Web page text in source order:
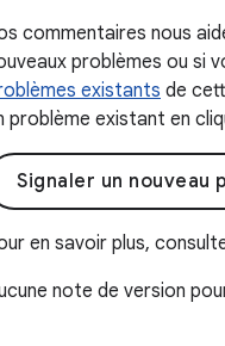
commentaires nous
problèmes ou si
existants de
problème existant en
Signaler un nouveau
en savoir plus,
note de version